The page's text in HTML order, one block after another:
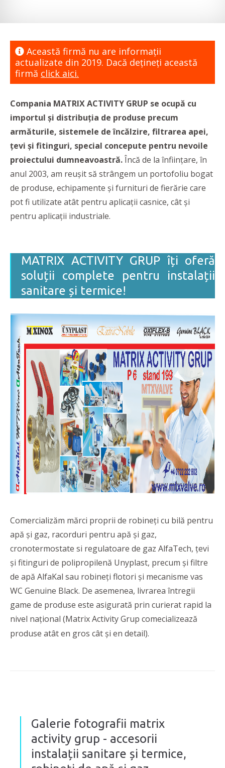
Această firmă nu are informaţii
actualizate din 2019. Dacă dețineți această
firmă click aici.
Compania MATRIX ACTIVITY GRUP se ocupă cu
importul și distribuția de produse precum
armăturile, sistemele de încălzire, filtrarea apei,
țevi și fitinguri, special concepute pentru nevoile
proiectului dumneavoastră.Încă de la înființare, în
anul 2003, am reușit să strângem un portofoliu bogat
de produse, echipamente și furnituri de fierărie care
pot fi utilizate atât pentru aplicații casnice, cât și
pentru aplicații industriale.
MATRIX ACTIVITY GRUP îți oferă
soluții complete pentru instalații
sanitare și termice!
Comercializăm mărci proprii de robineți cu bilă pentru
apă și gaz, racorduri pentru apă și gaz,
cronotermostate si regulatoare de gaz AlfaTech, țevi
și fitinguri de polipropilenă Unyplast, precum și filtre
de apă AlfaKal sau robineți flotori și mecanisme vas
WC Genuine Black. De asemenea, livrarea întregii
game de produse este asigurată prin curierat rapid la
nivel național (Matrix Activity Grup comecializează
produse atât en gros cât și en detail).
Galerie fotografii matrix
activity grup - accesorii
instalații sanitare și termice,